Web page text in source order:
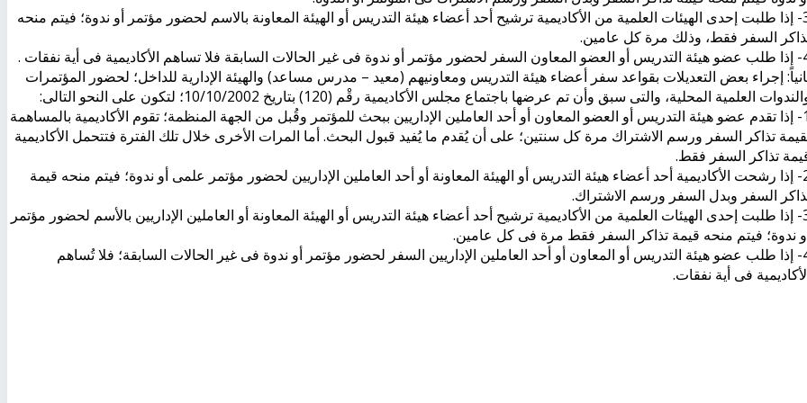
3- إذا طلبت إحدى الهيئات العلمية من الأكاديمية ترشيح أحد أعضاء هيئة التدريس أو الهيئة المعاونة بالاسم لحضور مؤتمر أو ندوة؛ فيتم منحه
السفر فقط، وذلك مرة كل عامين.
فلا تساهم الأكاديمية فى أية نفقات .
إجراء بعض التعديلات بقواعد سفر أعضاء هيئة التدريس ومعاونيهم (معيد – مدرس مساعد) والهيئة الإدارية للداخل؛ لحضور المؤتمرات
العلمية المحلية، والتى سبق وأن تم عرضها باجتماع مجلس الأكاديمية رقْم (120) بتاريخ 10/10/2002؛ لتكون على النحو التالى:
1- إذا تقدم عضو هيئة التدريس أو العضو المعاون أو أحد العاملين الإداريين ببحث للمؤتمر وقُبل من الجهة المنظمة؛ تقوم الأكاديمية بالمساهمة
تذاكر السفر ورسم الاشتراك مرة كل سنتين؛ على أن يُقدم ما يُفيد قبول البحث. أما المرات الأخرى خلال تلك الفترة فتتحمل الأكاديمية
تذاكر السفر فقط.
2- إذا رشحت الأكاديمية أحد أعضاء هيئة التدريس أو الهيئة المعاونة أو أحد العاملين الإداريين لحضور مؤتمر علمى أو ندوة؛ فيتم منحه قيمة
السفر وبدل السفر ورسم الاشتراك.
3- إذا طلبت إحدى الهيئات العلمية من الأكاديمية ترشيح أحد أعضاء هيئة التدريس أو الهيئة المعاونة أو العاملين الإداريين بالأسم لحضور مؤتمر
ندوة؛ فيتم منحه قيمة تذاكر السفر فقط مرة فى كل عامين.
4- إذا طلب عضو هيئة التدريس أو المعاون أو أحد العاملين الإداريين السفر لحضور مؤتمر أو ندوة فى غير الحالات السابقة؛ فلا تُساهم
فى أية نفقات.